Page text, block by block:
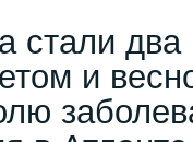
стали
и